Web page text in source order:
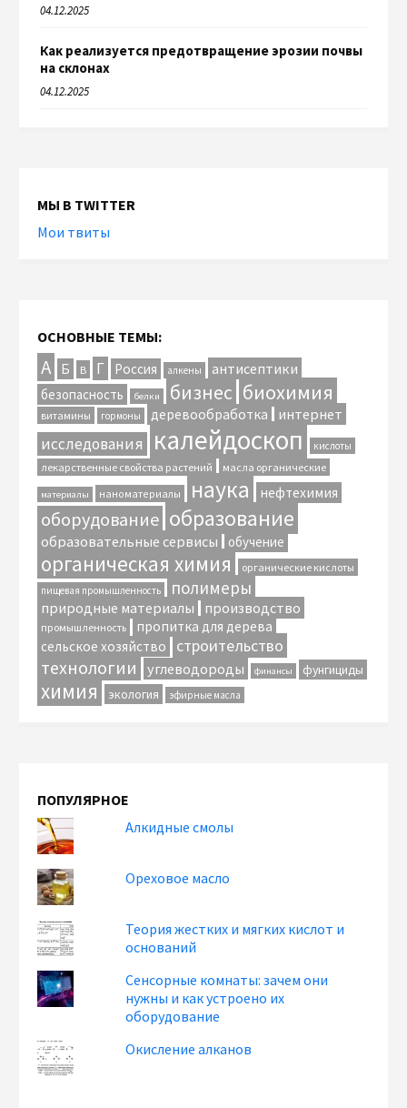
04.12.2025
Как реализуется предотвращение эрозии почвы
на склонах
04.12.2025
МЫ В TWITTER
Мои твиты
ОСНОВНЫЕ ТЕМЫ:
А Б В Г Россия алкены антисептики
безопасность белки бизнес биохимия
витамины гормоны деревообработка интернет
исследования калейдоскоп кислоты
лекарственные свойства растений масла органические
материалы наноматериалы наука нефтехимия
оборудование образование
образовательные сервисы обучение
органическая химия органические кислоты
пищевая промышленность полимеры
природные материалы производство
промышленность
пропитка для дерева
сельское хозяйство
строительство
технологии углеводороды финансы фунгициды
химия экология эфирные масла
ПОПУЛЯРНОЕ
Алкидные смолы
Ореховое масло
Теория жестких и мягких кислот и
оснований
Сенсорные комнаты: зачем они
нужны и как устроено их
оборудование
Окисление алканов